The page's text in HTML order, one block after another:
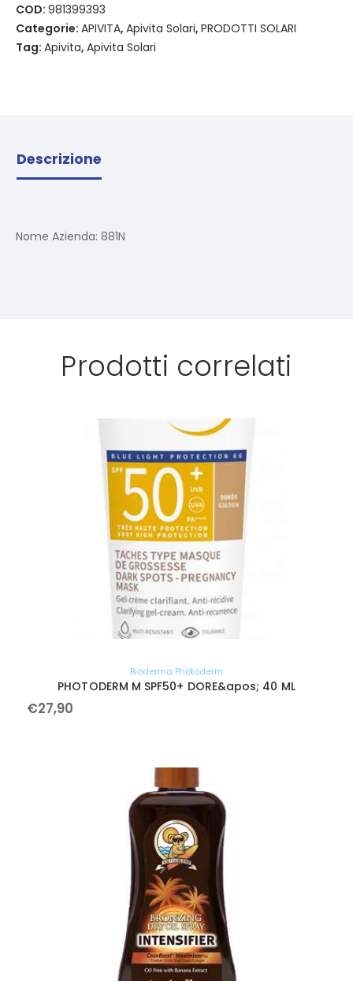
COD: 981399393
Categorie: APIVITA, Apivita Solari, PRODOTTI SOLARI
Tag: Apivita, Apivita Solari
Descrizione
Nome Azienda: 881N
Prodotti correlati
Bioderma Photoderm
PHOTODERM M SPF50+ DORE&apos; 40 ML
€27,90